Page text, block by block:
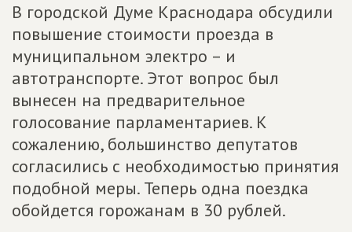
В городской Думе Краснодара обсудили
повышение стоимости проезда в
муниципальном электро – и
автотранспорте. Этот вопрос был
вынесен на предварительное
голосование парламентариев. К
сожалению, большинство депутатов
согласились с необходимостью принятия
подобной меры. Теперь одна поездка
обойдется горожанам в 30 рублей.